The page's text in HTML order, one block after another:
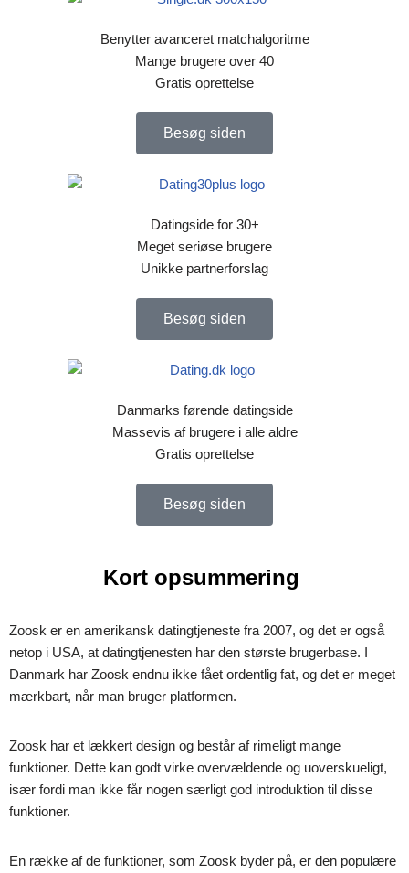
Benytter avanceret matchalgoritme
Mange brugere over 40
Gratis oprettelse
Besøg siden
Datingside for 30+
Meget seriøse brugere
Unikke partnerforslag
Besøg siden
Danmarks førende datingside
Massevis af brugere i alle aldre
Gratis oprettelse
Besøg siden
Kort opsummering
Zoosk er en amerikansk datingtjeneste fra 2007, og det er også
netop i USA, at datingtjenesten har den største brugerbase. I
Danmark har Zoosk endnu ikke fået ordentlig fat, og det er meget
mærkbart, når man bruger platformen.
Zoosk har et lækkert design og består af rimeligt mange
funktioner. Dette kan godt virke overvældende og uoverskueligt,
især fordi man ikke får nogen særligt god introduktion til disse
funktioner.
En række af de funktioner, som Zoosk byder på, er den populære